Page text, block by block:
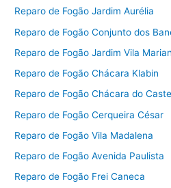
Reparo de Fogão Jardim Aurélia
Reparo de Fogão Conjunto dos
Reparo de Fogão Jardim Vila
Reparo de Fogão Chácara Klabin
Reparo de Fogão Chácara do
Reparo de Fogão Cerqueira César
Reparo de Fogão Vila Madalena
Reparo de Fogão Avenida Paulista
Reparo de Fogão Frei Caneca